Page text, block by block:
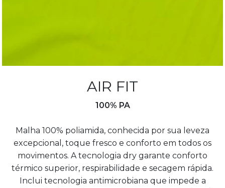
AIR FIT
100% PA
Malha 100% poliamida, conhecida por sua leveza
excepcional, toque fresco e conforto em todos os
movimentos. A tecnologia dry garante conforto
térmico superior, respirabilidade e secagem rápida.
Inclui tecnologia antimicrobiana que impede a